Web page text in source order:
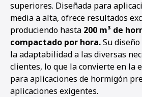
superiores. Diseñada para
media a alta, ofrece resultados
produciendo hasta 200 m³ de
compactado por hora.Su
la adaptabilidad a las diversas
clientes, lo que la convierte en la
para aplicaciones de hormigón
aplicaciones exigentes.